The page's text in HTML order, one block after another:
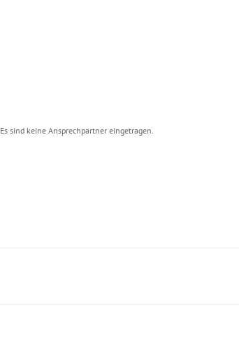
Es sind keine Ansprechpartner eingetragen.